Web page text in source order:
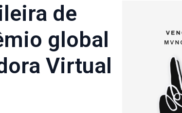
de
global
Virtual